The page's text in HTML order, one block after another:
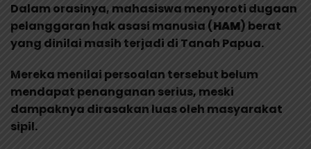
Dalam orasinya, mahasiswa menyoroti dugaan
pelanggaran hak asasi manusia (HAM) berat
yang dinilai masih terjadi di Tanah Papua.
Mereka menilai persoalan tersebut belum
mendapat penanganan serius, meski
dampaknya dirasakan luas oleh masyarakat
sipil.